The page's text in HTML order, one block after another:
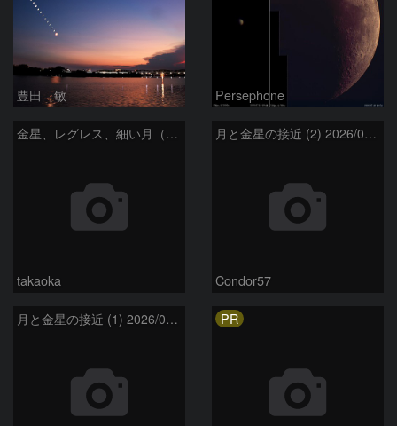
豊田 敏 Persephone
金星、レグレス、細い月（７月１６日）
takaoka
月と金星の接近 (2) 2026/07/17
Condor57
月と金星の接近 (1) 2026/07/17 PR